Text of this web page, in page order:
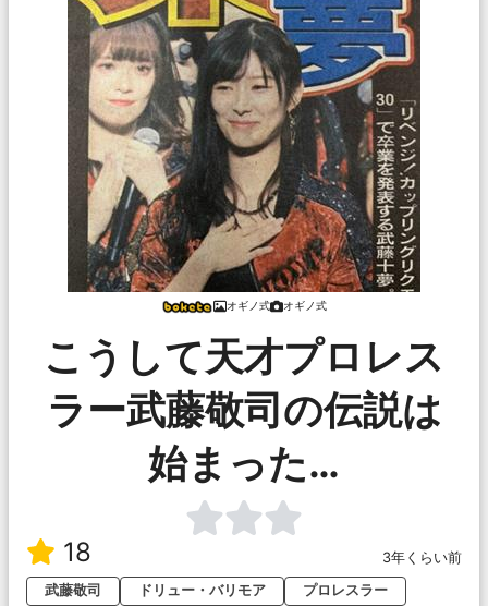
オギノ式 オギノ式
こうして天才プロレス
ラー武藤敬司の伝説は
始まった…
18
3年くらい前
武藤敬司
ドリュー・バリモア プロレスラー